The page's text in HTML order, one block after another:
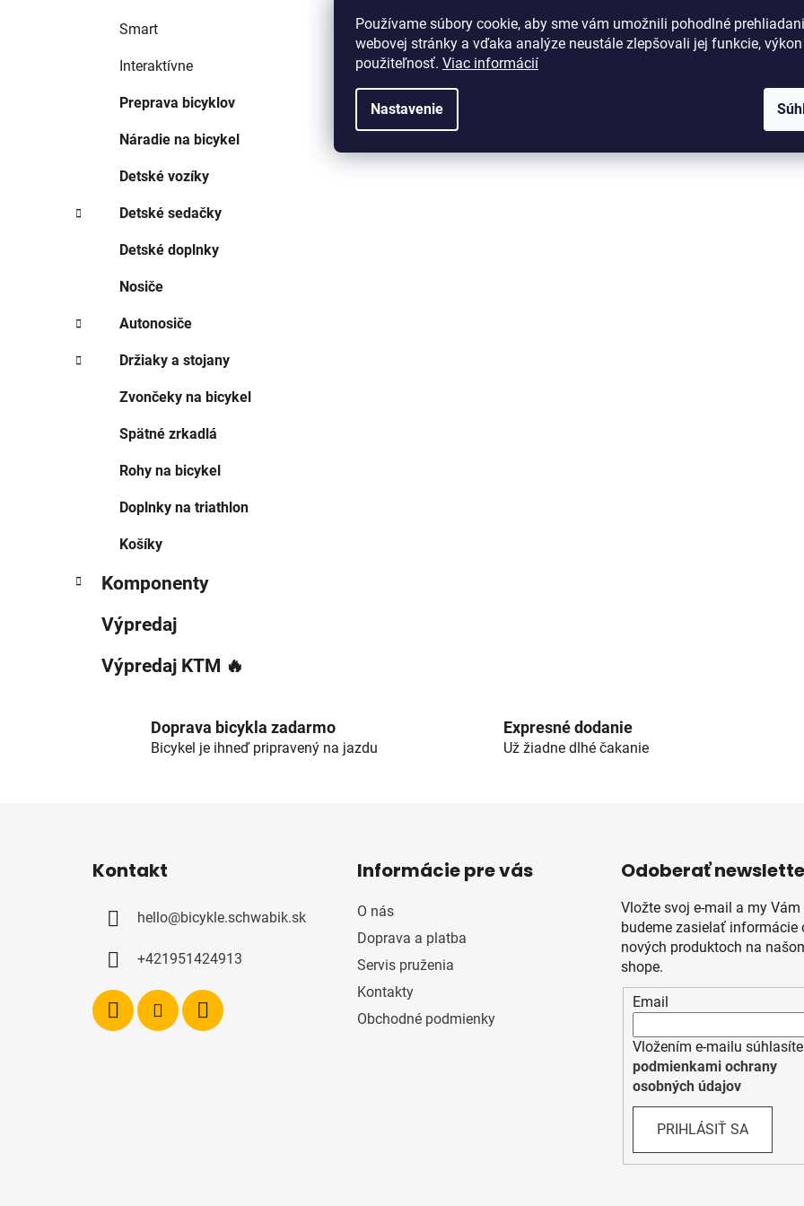
Používame súbory cookie, aby sme vám umožnili pohodlné
webovej stránky a vďaka analýze neustále zlepšovali jej funkcie,
použiteľnosť. Viac informácií
Nastavenie
Smart
Interaktívne
Preprava bicyklov
Náradie na bicykel
Detské vozíky
Detské sedačky
Detské doplnky
Nosiče
Autonosiče
Držiaky a stojany
Zvončeky na bicykel
Spätné zrkadlá
Rohy na bicykel
Doplnky na triathlon
Košíky
Komponenty
Výpredaj
Výpredaj KTM 🔥
Doprava bicykla zadarmo
Bicykel je ihneď pripravený na jazdu
Expresné dodanie
Už žiadne dlhé čakanie
Kontakt
hello@bicykle.schwabik.sk
+421951424913
Informácie pre vás
O nás
Doprava a platba
Servis pruženia
Kontakty
Obchodné podmienky
Odoberať
Vložte svoj e-mail a my Vám
budeme zasielať informácie
nových produktoch na
shope.
Email
Vložením e-mailu
podmienkami ochrany
osobných údajov
PRIHLÁSIŤ SA